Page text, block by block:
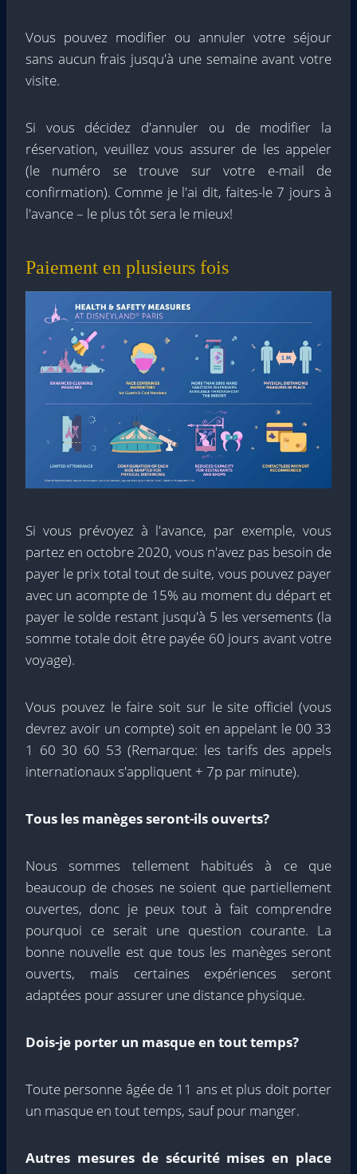
Vous pouvez modifier ou annuler votre séjour
sans aucun frais jusqu'à une semaine avant votre
visite.
Si vous décidez d'annuler ou de modifier la
réservation, veuillez vous assurer de les appeler
(le numéro se trouve sur votre e-mail de
confirmation). Comme je l'ai dit, faites-le 7 jours à
l'avance – le plus tôt sera le mieux!
Paiement en plusieurs fois
Si vous prévoyez à l'avance, par exemple, vous
partez en octobre 2020, vous n'avez pas besoin de
payer le prix total tout de suite, vous pouvez payer
avec un acompte de 15% au moment du départ et
payer le solde restant jusqu'à 5 les versements (la
somme totale doit être payée 60 jours avant votre
voyage).
Vous pouvez le faire soit sur le site officiel (vous
devrez avoir un compte) soit en appelant le 00 33
1 60 30 60 53 (Remarque: les tarifs des appels
internationaux s'appliquent + 7p par minute).
Tous les manèges seront-ils ouverts?
Nous sommes tellement habitués à ce que
beaucoup de choses ne soient que partiellement
ouvertes, donc je peux tout à fait comprendre
pourquoi ce serait une question courante. La
bonne nouvelle est que tous les manèges seront
ouverts, mais certaines expériences seront
adaptées pour assurer une distance physique.
Dois-je porter un masque en tout temps?
Toute personne âgée de 11 ans et plus doit porter
un masque en tout temps, sauf pour manger.
Autres mesures de sécurité mises en place